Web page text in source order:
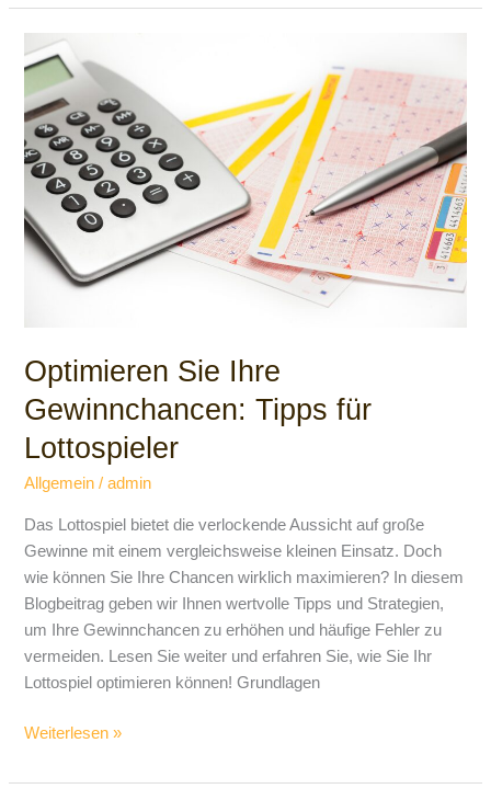
Optimieren Sie Ihre
Gewinnchancen: Tipps für
Lottospieler
Allgemein /admin
Das Lottospiel bietet die verlockende Aussicht auf große
Gewinne mit einem vergleichsweise kleinen Einsatz. Doch
wie können Sie Ihre Chancen wirklich maximieren? In diesem
Blogbeitrag geben wir Ihnen wertvolle Tipps und Strategien,
um Ihre Gewinnchancen zu erhöhen und häufige Fehler zu
vermeiden. Lesen Sie weiter und erfahren Sie, wie Sie Ihr
Lottospiel optimieren können! Grundlagen
Optimieren
Sie
Ihre
Gewinnchancen:
Tipps
für
Lottospieler
Weiterlesen »